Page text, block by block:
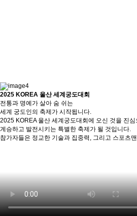
2025 KOREA 울산 세계궁도대회
전통과 명예가 살아 숨 쉬는
세계 궁도인의 축제가 시작됩니다.
2025 KOREA 울산 세계궁도대회에 오신 것을 진
계승하고 발전시키는 특별한 축제가 될 것입니다.
참가자들은 정교한 기술과 집중력, 그리고 스포츠